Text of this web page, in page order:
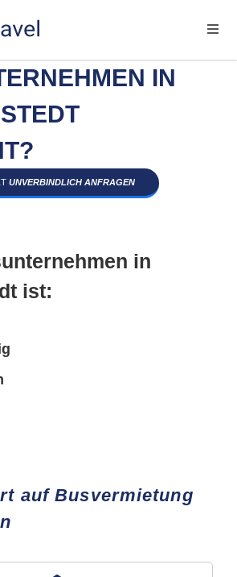
IN
UNVERBINDLICH ANFRAGEN
in
ist:
auf Busvermietung